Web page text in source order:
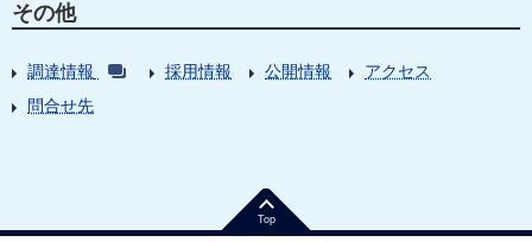
その他
調達情報 採用情報 公開情報
アクセス
問合せ先
Top